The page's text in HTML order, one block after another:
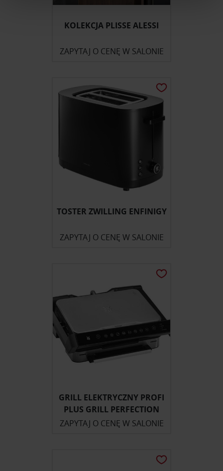
Wykorzystujemy pliki cookie do spersonalizowania treści
analizować ruch w naszej witrynie. Informacje o tym, jak
społecznościowym, reklamowym i analitycznym.
korzystania z ich usług.
KOLEKCJA PLISSE ALESSI
ZAPYTAJ O CENĘ W SALONIE
TOSTER ZWILLING ENFINIGY
ZAPYTAJ O CENĘ W SALONIE
GRILL ELEKTRYCZNY PROFI
PLUS GRILL PERFECTION
ZAPYTAJ O CENĘ W SALONIE